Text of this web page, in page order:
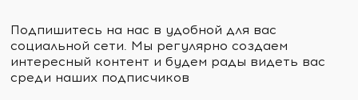
Подпишитесь на нас в удобной для вас
социальной сети. Мы регулярно создаем
интересный контент и будем рады видеть вас
среди наших подписчиков